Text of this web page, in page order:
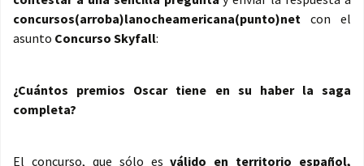
concursos(arroba)lanocheamericana(punto)net con el
asunto Concurso Skyfall:
¿Cuántos premios Oscar tiene en su haber la saga
completa?
El concurso, que sólo esválido en territorio español,